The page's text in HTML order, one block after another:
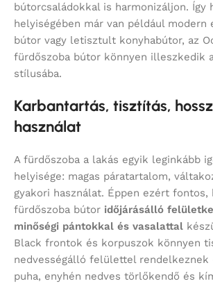
bútorcsaládokkal is harmonizáljon. Így
helyiségében már van például modern
bútor vagy letisztult konyhabútor, az
fürdőszoba bútor könnyen illeszkedik
stílusába.
Karbantartás, tisztítás,
használat
A fürdőszoba a lakás egyik leginkább
helyisége: magas páratartalom,
gyakori használat. Éppen ezért fontos,
fürdőszoba bútor időjárásálló
minőségi pántokkal és vasalattal
Black frontok és korpuszok könnyen
nedvességálló felülettel rendelkeznek
puha, enyhén nedves törlőkendő és